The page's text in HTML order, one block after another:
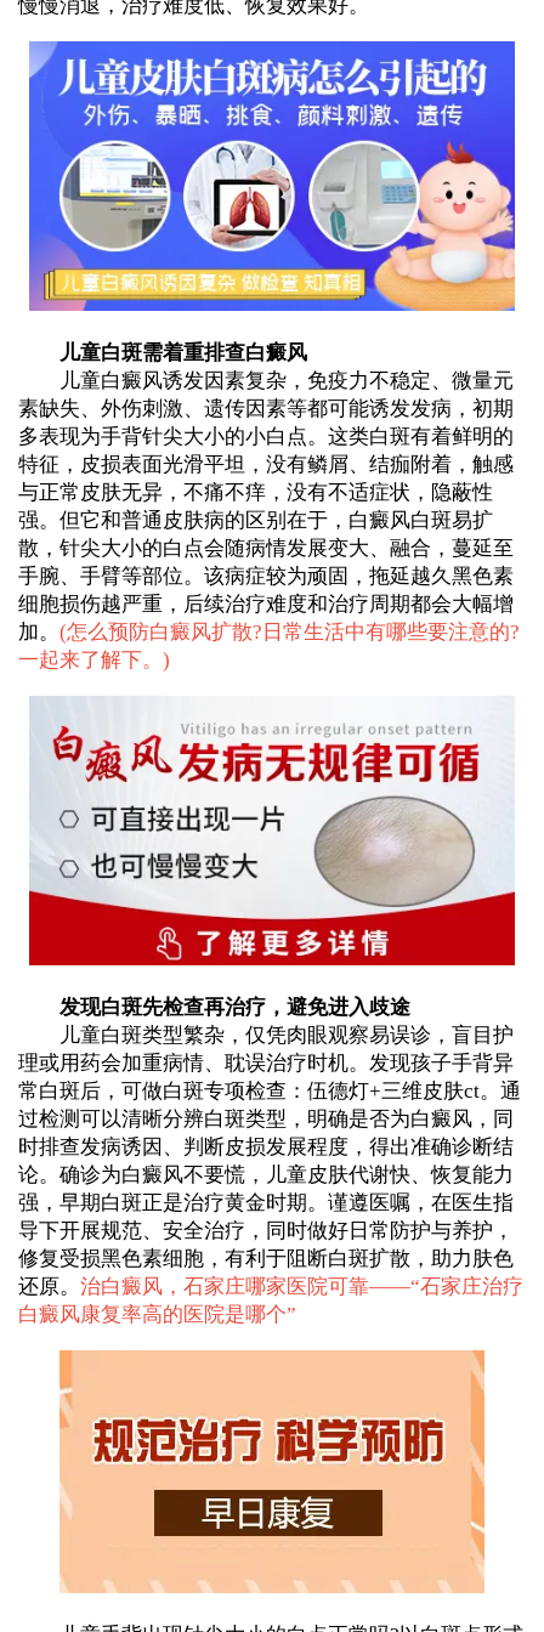
慢慢消退，治疗难度低、恢复效果好。
儿童白斑需着重排查白癜风
儿童白癜风诱发因素复杂，免疫力不稳定、微量元
素缺失、外伤刺激、遗传因素等都可能诱发发病，初期
多表现为手背针尖大小的小白点。这类白斑有着鲜明的
特征，皮损表面光滑平坦，没有鳞屑、结痂附着，触感
与正常皮肤无异，不痛不痒，没有不适症状，隐蔽性
强。但它和普通皮肤病的区别在于，白癜风白斑易扩
散，针尖大小的白点会随病情发展变大、融合，蔓延至
手腕、手臂等部位。该病症较为顽固，拖延越久黑色素
细胞损伤越严重，后续治疗难度和治疗周期都会大幅增
加。 (怎么预防白癜风扩散?日常生活中有哪些要注意的?
一起来了解下。 )
发现白斑先检查再治疗，避免进入歧途
儿童白斑类型繁杂，仅凭肉眼观察易误诊，盲目护
理或用药会加重病情、耽误治疗时机。发现孩子手背异
常白斑后，可做白斑专项检查：伍德灯+三维皮肤ct。通
过检测可以清晰分辨白斑类型，明确是否为白癜风，同
时排查发病诱因、判断皮损发展程度，得出准确诊断结
论。确诊为白癜风不要慌，儿童皮肤代谢快、恢复能力
强，早期白斑正是治疗黄金时期。谨遵医嘱，在医生指
导下开展规范、安全治疗，同时做好日常防护与养护，
修复受损黑色素细胞，有利于阻断白斑扩散，助力肤色
还原。 治白癜风，石家庄哪家医院可靠——“石家庄治疗
白癜风康复率高的医院是哪个”